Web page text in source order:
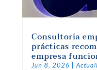
Consultoría
prácticas
empresa
Jun 8, 2026